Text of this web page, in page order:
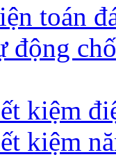
toán
động
kiệm
kiệm